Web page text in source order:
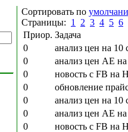
Сортировать по
Страницы: 1 2 3 4 5 6
Приор. Задача
0
анализ цен на 10
0
анализ цен AE на
0
новость с FB на
0
обновление
0
анализ цен на 10
0
анализ цен AE на
0
новость с FB на